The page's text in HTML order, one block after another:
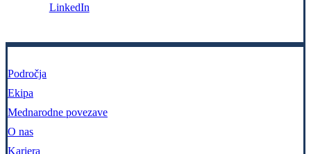
LinkedIn
Področja
Ekipa
Mednarodne povezave
O nas
Kariera